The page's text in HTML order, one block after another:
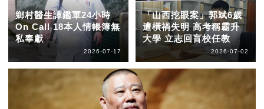
鄉村醫生譚鑑軍24小時
On Call 18本人情帳簿無
私奉獻
2026-07-17
「山西挖眼案」郭斌6歲
遭橫禍失明 高考稱霸升
大學 立志回盲校任教
2026-07-02